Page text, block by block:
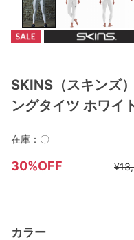
SKINS（スキンズ
ングタイツ ホワイ
30%OFF
カラー
在庫： 〇